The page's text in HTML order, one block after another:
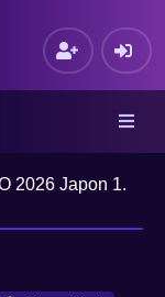
2026 Japon 1.